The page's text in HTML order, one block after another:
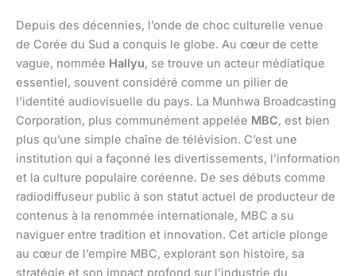
Depuis des décennies, l’onde de choc culturelle venue
de Corée du Sud a conquis le globe. Au cœur de cette
vague, nommée Hallyu, se trouve un acteur médiatique
essentiel, souvent considéré comme un pilier de
l’identité audiovisuelle du pays. La Munhwa Broadcasting
Corporation, plus communément appelée MBC, est bien
plus qu’une simple chaîne de télévision. C’est une
institution qui a façonné les divertissements, l’information
et la culture populaire coréenne. De ses débuts comme
radiodiffuseur public à son statut actuel de producteur de
contenus à la renommée internationale, MBC a su
naviguer entre tradition et innovation. Cet article plonge
au cœur de l’empire MBC, explorant son histoire, sa
stratégie et son impact profond sur l’industrie du